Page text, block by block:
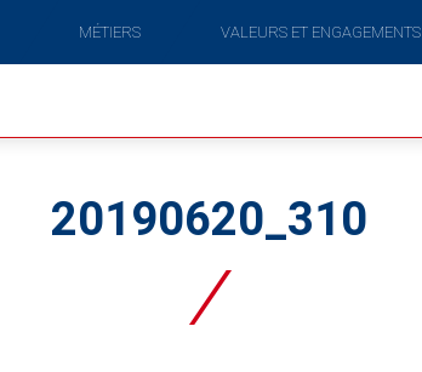
MÉTIERS VALEURS ET ENGAGEMENTS
20190620_310